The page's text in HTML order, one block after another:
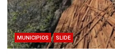
MUNICIPIOS SLIDE